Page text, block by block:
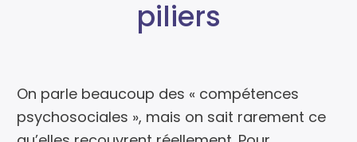
piliers
On parle beaucoup des « compétences
psychosociales », mais on sait rarement ce